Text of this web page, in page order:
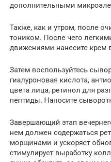
дополнительными
Также, как и утром, после
тоником. После чего
движениями нанесите крем
Затем воспользуйтесь
гиалуроновая кислота,
цвета лица, ретинол для
пептиды. Наносите
Завершающий этап
нем должен содержаться
морщинами и ускоряет
стимулирует выработку